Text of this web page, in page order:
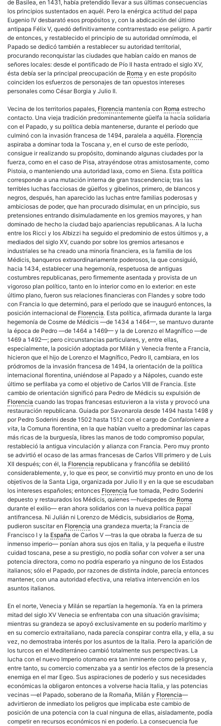
de Basilea, en 1431, había pretendido llevar a sus últimas consecuencias
los principios sustentados en aquél. Pero la enérgica actitud del papa
Eugenio IV desbarató esos propósitos y, con la abdicación del último
antipapa Félix V, quedó definitivamente contrarrestado ese peligro. A partir
de entonces, y restablecido el principio de su autoridad omnímoda, el
Papado se dedicó también a restablecer su autoridad territorial,
procurando reconquistar las ciudades que habían caído en manos de
señores locales: desde el pontificado de Pío II hasta entrado el siglo XV,
ésta debía ser la principal preocupación de Roma y en este propósito
coinciden los esfuerzos de personajes de tan opuestos intereses
personales como César Borgia y Julio II.
Vecina de los territorios papales, Florencia mantenía con Roma estrecho
contacto. Una vieja tradición predominantemente güelfa la hacía solidaria
con el Papado, y su política debía mantenerse, durante el período que
culminó con la invasión francesa de 1494, paralela a aquélla. Florencia
aspiraba a dominar toda la Toscana y, en el curso de este período,
consigue ir realizando su propósito, dominando algunas ciudades por la
fuerza, como en el caso de Pisa, atrayéndose otras amistosamente, como
Pistoia, o manteniendo una autoridad laxa, como en Siena. Esta política
corresponde a una mutación interna de gran trascendencia; tras las
terribles luchas facciosas de güelfos y gibelinos, primero, de blancos y
negros, después, han aparecido las luchas entre familias poderosas y
ambiciosas de poder, que han procurado disimular, en un principio, sus
pretensiones entrando disimuladamente en los gremios mayores, y han
dominado de hecho la ciudad bajo apariencias republicanas. A la lucha
entre los Ricci y los Albizzi ha seguido el predominio de estos últimos y, a
mediados del siglo XV, cuando por sobre los gremios artesanos e
industriales se ha creado una minoría financiera, es la familia de los
Médicis, banqueros extraordinariamente poderosos, la que consiguió,
hacia 1434, establecer una hegemonía, respetuosa de antiguas
costumbres republicanas, pero firmemente asentada y provista de un
vigoroso plan político, tanto en lo interior como en lo exterior: en este
último plano, fueron sus relaciones financieras con Flandes y sobre todo
con Francia lo que determinó, para el período que se inauguró entonces, la
posición internacional de Florencia. Esta política, afirmada durante la larga
hegemonía de Cosme de Médicis —de 1434 a 1464—, se mantuvo durante
la época de Pedro —de 1464 a 1469— y la de Lorenzo el Magnífico —de
1469 a 1492—; pero circunstancias particulares, y, entre ellas,
especialmente, la posición adoptada por Milán y Venecia frente a Francia,
hicieron que el hijo de Lorenzo el Magnífico, Pedro II, cambiara, en los
pródromos de la invasión francesa de 1494, la orientación de la política
internacional florentina, uniéndose al Papado y a Nápoles, cuando este
último se perfilaba ya como el objetivo de Carlos VIII de Francia. Este
cambio de orientación significó para Pedro de Médicis su expulsión de
Florencia cuando las tropas francesas estuvieron a la vista y provocó una
restauración republicana. Guiada por Savonarola desde 1494 hasta 1498 y
por Pedro Soderini desde 1502 hasta 1512 con el cargo de Confaloniere a
vita, la Comuna florentina, en la que habían vuelto a predominar las capas
más ricas de la burguesía, libres las manos de todo compromiso popular,
restableció la antigua vinculación y alianza con Francia. Pero muy pronto
se advirtió el ocaso de las armas francesas de Carlos VIII primero y de Luis
XII después; con él, la Florencia republicana y francófila se debilitó
considerablemente, y, lo que es peor, se convirtió muy pronto en uno de los
objetivos de la Santa Liga, organizada por Julio II y en la que se escudaban
los intereses españoles; entonces Florencia fue tomada, Pedro Soderini
depuesto y restaurados los Médicis, quienes —huéspedes de Roma
durante el exilio— eran ahora solidarios con la nueva política papal
antifrancesa. Ni Julián ni Lorenzo de Médicis, subsidiarios de Roma,
pudieron suscitar en Florencia una grandeza muerta; la Francia de
Francisco I y la España de Carlos V —tras la que obraba la fuerza de su
inmenso imperio— ponían ahora sus ojos en Italia, y la pequeña e ilustre
cuidad toscana, pese a su prestigio, no podía soñar con volver a ser una
potencia directora, como no podría esperarlo ya ninguno de los Estados
italianos; sólo el Papado, por razones de distinta índole, parecía entonces
mantener, con una autoridad efectiva, una relativa intervención en los
asuntos italianos.
En el norte, Venecia y Milán se repartían la hegemonía. Ya en la primera
mitad del siglo XV Venecia se enfrentaba con una situación gravísima;
mientras su grandeza se apoyó exclusivamente en su poderío marítimo y
en su comercio extraitaliano, nada parecía conspirar contra ella, y ella, a su
vez, no demostraba interés por los asuntos de la Italia. Pero la aparición de
los turcos en el Mediterráneo cambió totalmente sus perspectivas. La
lucha con el nuevo Imperio otomano era tan inminente como peligrosa y,
entre tanto, su comercio comenzaba ya a sentir los efectos de la presencia
enemiga en el mar Egeo. Sus aspiraciones de poderío y sus necesidades
económicas la obligaron entonces a volverse hacia Italia, y las potencias
vecinas —el Papado, soberano de la Romaña, Milán y Florencia—
advirtieron de inmediato los peligros que implicaba este cambio de
posición de una potencia con la cual ninguna de ellas, aisladamente, podía
competir en recursos económicos ni en poderío. La consecuencia fue